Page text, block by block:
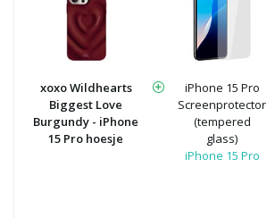
xoxo Wildhearts
Biggest Love
Burgundy - iPhone
15 Pro hoesje
iPhone 15 Pro
Screenprotector
(tempered
glass)
iPhone 15 Pro